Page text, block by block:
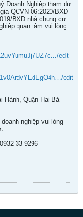
Doanh Nghiệp tham dự
QCVN 06:2020/BXD
BXD nhà chung cư
quan tâm vui lòng
edit
edit
Hành, Quận Hai Bà
nghiệp vui lòng
33 9296